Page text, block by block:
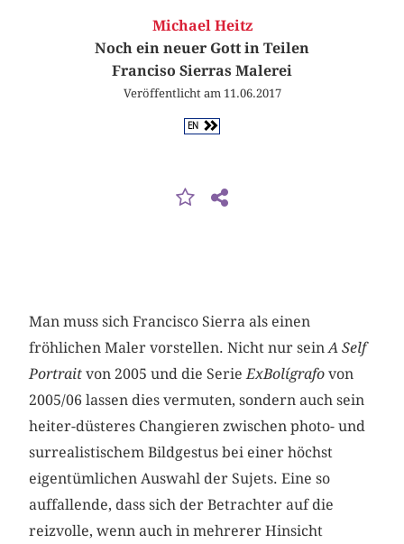
Michael Heitz
Noch ein neuer Gott in Teilen
Franciso Sierras Malerei
Veröffentlicht am 11.06.2017
EN
Man muss sich Francisco Sierra als einen
fröhlichen Maler vorstellen. Nicht nur seinA Self
Portrait von 2005 und die SerieExBolígrafo von
2005/06 lassen dies vermuten, sondern auch sein
heiter-düsteres Changieren zwischen photo- und
surrealistischem Bildgestus bei einer höchst
eigentümlichen Auswahl der Sujets. Eine so
auffallende, dass sich der Betrachter auf die
reizvolle, wenn auch in mehrerer Hinsicht